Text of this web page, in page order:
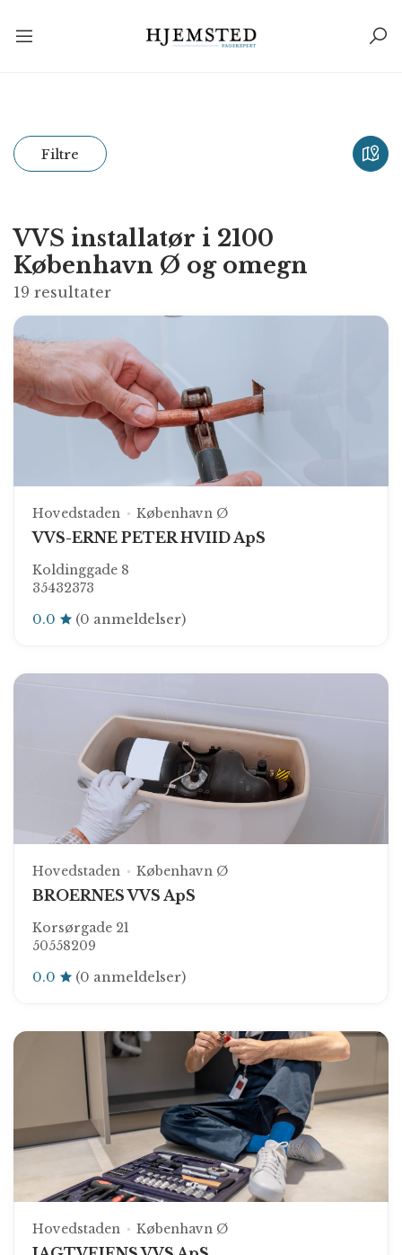
Filtre
VVS installatør i 2100
København Ø og omegn
19 resultater
Hovedstaden København Ø
VVS-ERNE PETER HVIID ApS
Koldinggade 8
35432373
0.0 (0 anmeldelser)
Hovedstaden København Ø
BROERNES VVS ApS
Korsørgade 21
50558209
0.0 (0 anmeldelser)
Hovedstaden København Ø